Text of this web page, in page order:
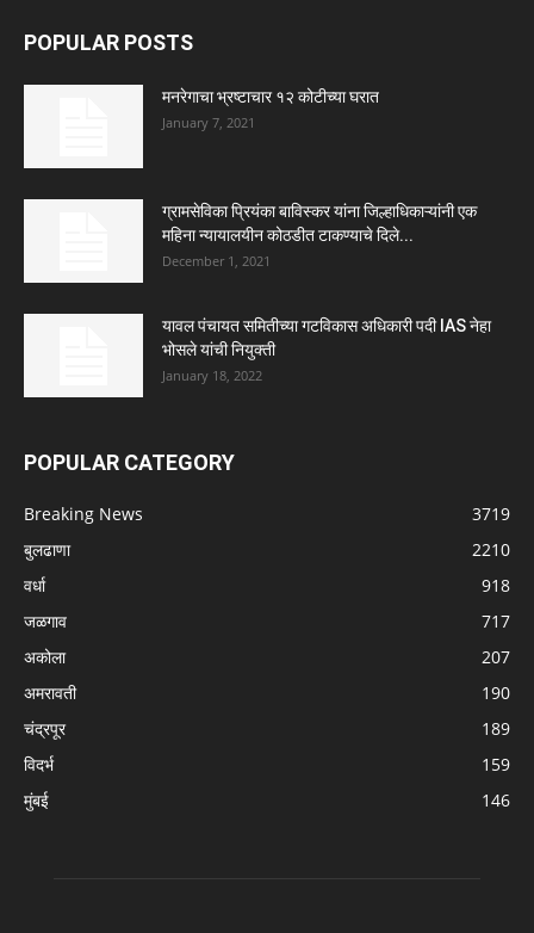
POPULAR POSTS
मनरेगाचा भ्रष्टाचार १२ कोटीच्या घरात
January 7, 2021
ग्रामसेविका प्रियंका बाविस्कर यांना जिल्हाधिकाऱ्यांनी एक
महिना न्यायालयीन कोठडीत टाकण्याचे दिले...
December 1, 2021
यावल पंचायत समितीच्या गटविकास अधिकारी पदी IAS नेहा
भोसले यांची नियुक्ती
January 18, 2022
POPULAR CATEGORY
Breaking News
3719
बुलढाणा
2210
वर्धा
918
जळगाव
717
अकोला
207
अमरावती
190
चंद्रपूर
189
विदर्भ
159
मुंबई
146